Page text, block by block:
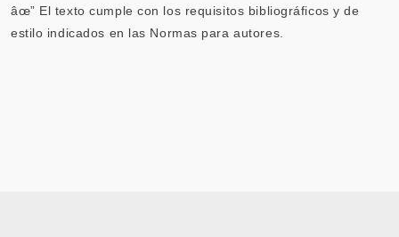
âœ” El texto cumple con los requisitos bibliográficos y de
estilo indicados en las Normas para autores.